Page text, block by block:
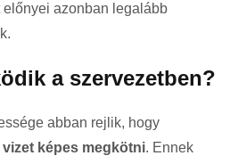
azonban legalább
a szervezetben?
abban rejlik, hogy
képes megkötni. Ennek